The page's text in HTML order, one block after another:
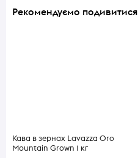
Рекомендуємо подивитися
Кава в зернах Lavazza Oro
Mountain Grown 1 кг